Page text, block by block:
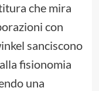
che mira
con
sanciscono
fisionomia
una